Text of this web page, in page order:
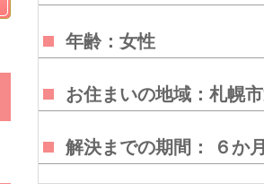
年齢：女性
お住まいの地域：札幌
解決までの期間： ６か月